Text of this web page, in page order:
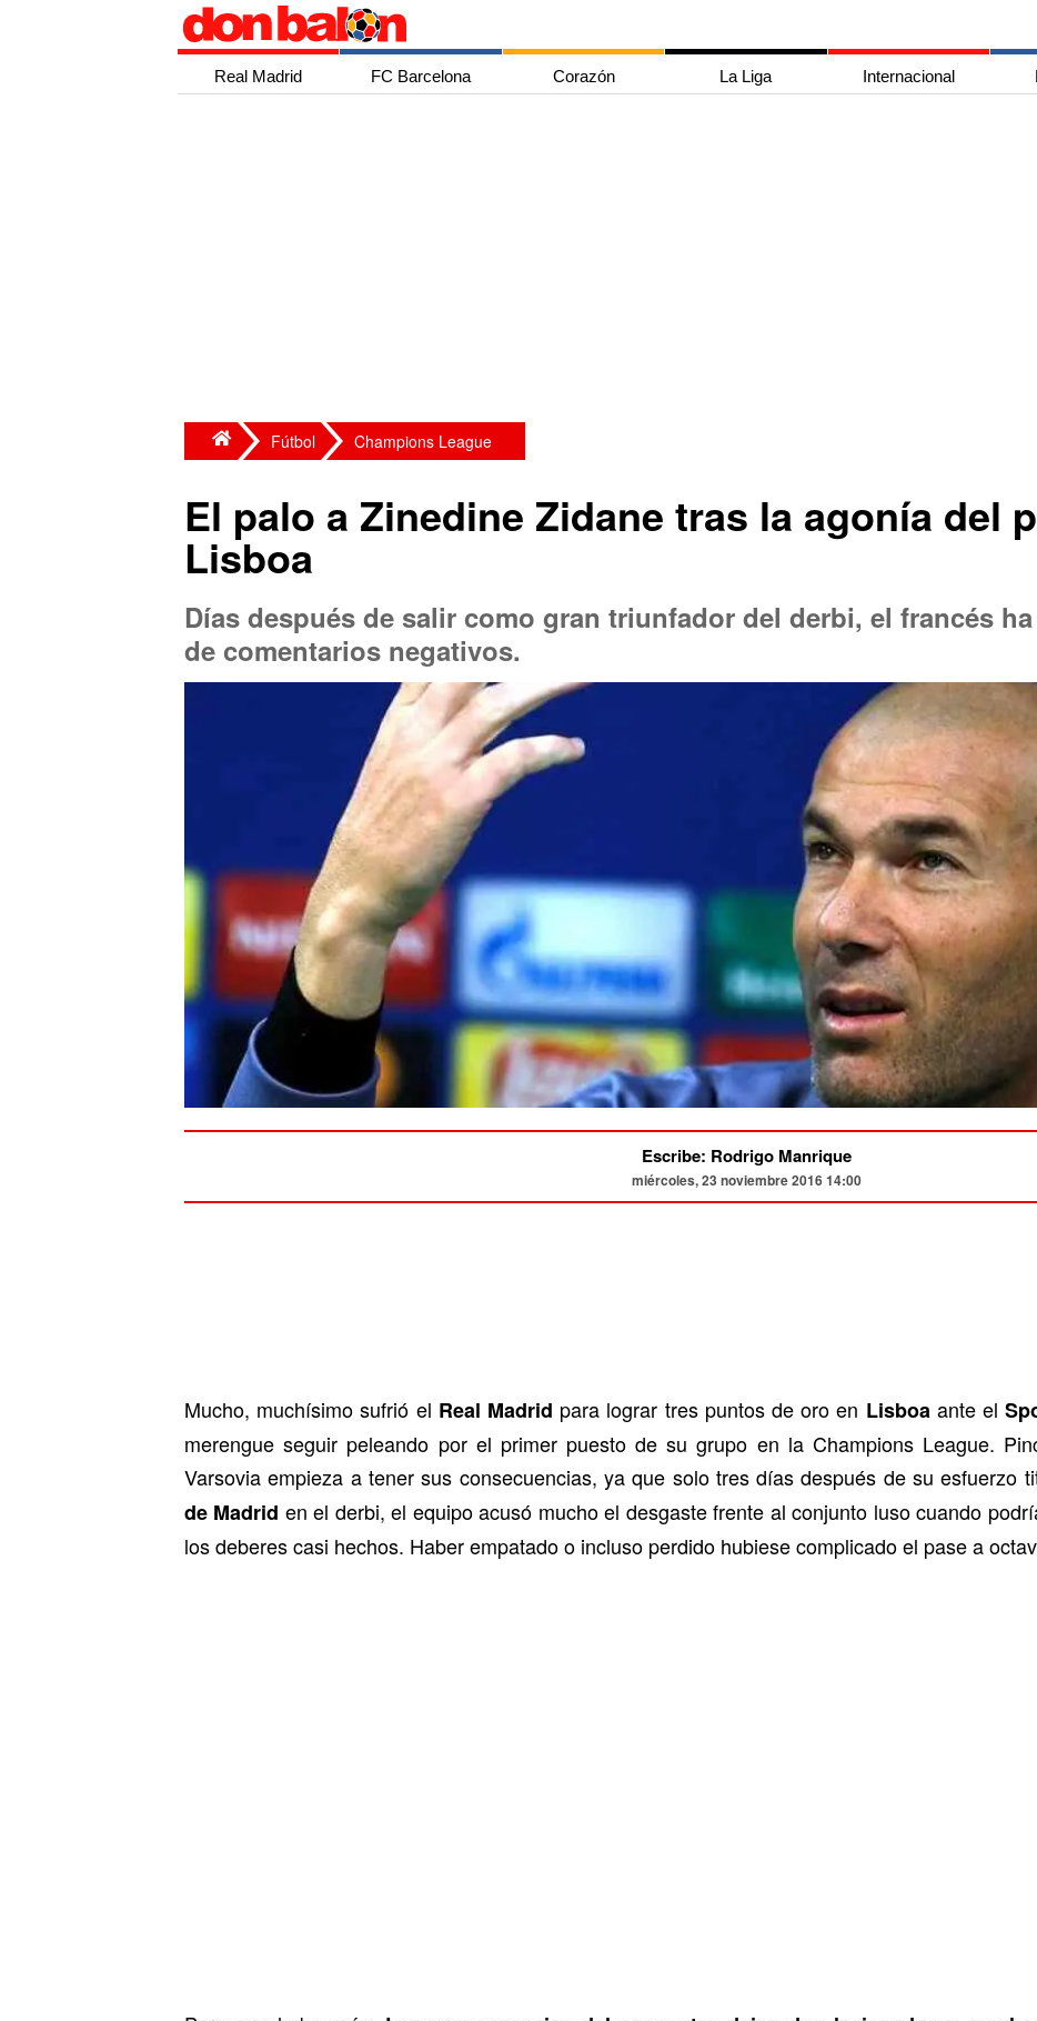
Real Madrid FC Barcelona Corazón La Liga Internacional
Fútbol Champions League
El palo a Zinedine Zidane tras la agonía del
Lisboa
Días después de salir como gran triunfador del derbi, el francés
de comentarios negativos.
Escribe: Rodrigo Manrique
miércoles, 23 noviembre 2016 14:00
Mucho, muchísimo sufrió el Real Madrid para lograr tres puntos de oro en Lisboaante el
merengue seguir peleando por el primer puesto de su grupo en la Champions League.
Varsovia empieza a tener sus consecuencias, ya que solo tres días después de su esfuerzo
de Madrid en el derbi, el equipo acusó mucho el desgaste frente al conjunto luso cuando
los deberes casi hechos. Haber empatado o incluso perdido hubiese complicado el pase a